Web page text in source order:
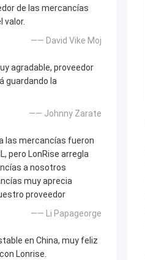
de las mercancías
valor.
—— David Vike Moj
agradable, proveedor
guardando la
—— Johnny Zarate
las mercancías fueron
pero LonRise arregla
a nosotros
muy aprecia
proveedor
—— Li Papageorge
en China, muy feliz
Lonrise.